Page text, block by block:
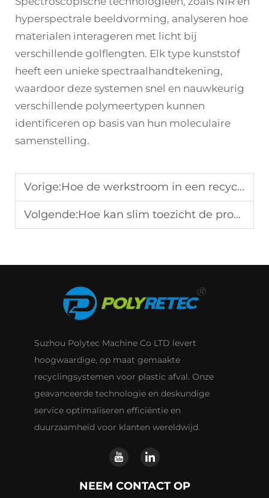
hyperspectrale beeldvorming, analyseren hoe
materialen interageren met licht bij
verschillende golflengten. Elk type kunststof
heeft een unieke spectraalhandtekening,
waardoor deze systemen snel en nauwkeurig
verschillende polymeertypen kunnen
identificeren op basis van hun moleculaire
samenstelling.
Vorige:Hoe de werkstroom in een recyclagebedrijf optimaliseren?
Volgende:Hoe kan slim toezicht de productie van een recyclinginstallatie verhogen?
Suzhou Polytec Machine Co LTD levert
hoogwaardige, op maat gemaakte
recyclingsystemen voor plastic afval. Onze
geavanceerde technologie en deskundige
service optimaliseren efficiëntie en
duurzaamheid voor klanten wereldwijd.
NEEM CONTACT OP